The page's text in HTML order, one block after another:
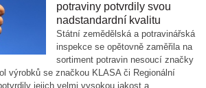
potraviny potvrdily svou
nadstandardní kvalitu
Státní zemědělská a potravinářská
inspekce se opětovně zaměřila na
sortiment potravin nesoucí značky
výrobků se značkou KLASA či Regionální
jejich velmi vysokou jakost a